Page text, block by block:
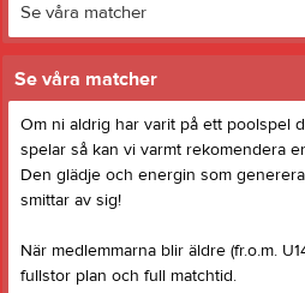
Se våra matcher
Se våra matcher
Om ni aldrig har varit på ett poolspel
spelar så kan vi varmt rekomendera
Den glädje och energin som
smittar av sig!
När medlemmarna blir äldre (fr.o.m.
fullstor plan och full matchtid.